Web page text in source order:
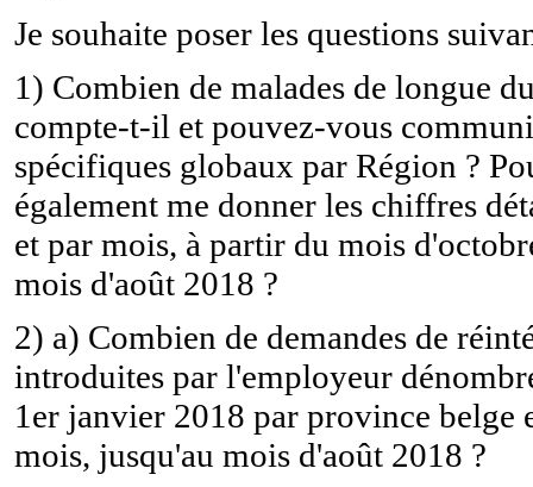
Je souhaite poser les questions
1) Combien de malades de longue
compte-t-il et pouvez-vous
spécifiques globaux par Région ?
également me donner les chiffres
et par mois, à partir du mois
mois d'août 2018 ?
2) a) Combien de demandes de
introduites par l'employeur
1er janvier 2018 par province belge
mois, jusqu'au mois d'août 2018 ?